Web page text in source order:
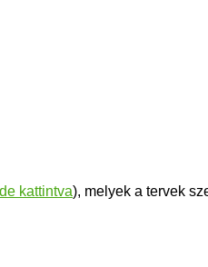
kattintva), melyek a tervek